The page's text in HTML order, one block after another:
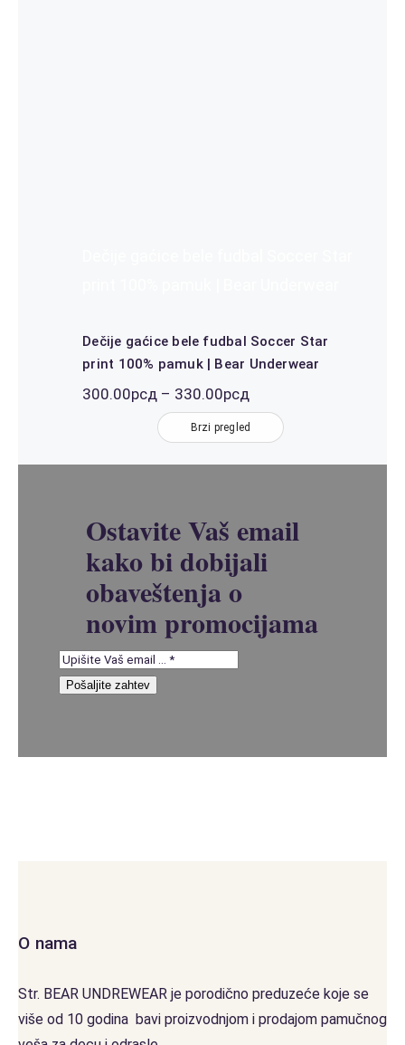
Dečije gaćice bele fudbal Soccer Star
print 100% pamuk | Bear Underwear
300.00рсд – 330.00рсдРаспон
цена:
од
300.00рсд
до
Brzi pregled
Ostavite Vaš email
kako bi dobijali
obaveštenja o
novim promocijama
Pošaljite zahtev
O nama
Str. BEAR UNDREWEAR je porodično preduzeće koje se
više od 10 godina bavi proizvodnjom i prodajom pamučnog